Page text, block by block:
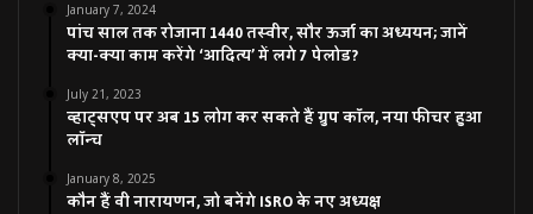
January 7, 2024
पांच साल तक रोजाना 1440 तस्वीर, सौर ऊर्जा का अध्ययन; जानें
क्या-क्या काम करेंगे ‘आदित्य’ में लगे 7 पेलोड?
July 21, 2023
व्हाट्सएप पर अब 15 लोग कर सकते हैं ग्रुप कॉल, नया फीचर हुआ
लॉन्च
January 8, 2025
कौन हैं वी नारायणन, जो बनेंगे ISRO के नए अध्यक्ष